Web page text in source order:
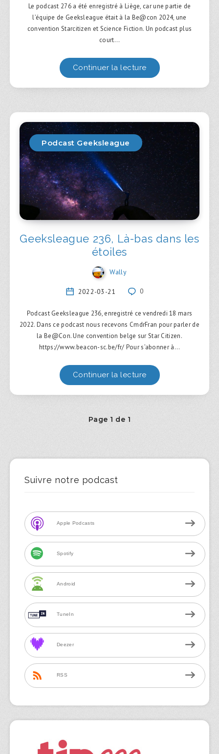
Le podcast 276 a été enregistré à Liège, car une partie de
l’équipe de Geeksleague était à la Be@con 2024, une
convention Starcitizen et Science Fiction. Un podcast plus
court…
Continuer la lecture
Podcast Geeksleague
Geeksleague 236, Là-bas dans les
étoiles
Wally
2022-03-21 0
Podcast Geeksleague 236, enregistré ce vendredi 18 mars
2022. Dans ce podcast nous recevons CmdrFran pour parler de
la Be@Con. Une convention belge sur Star Citizen.
https://www.beacon-sc.be/fr/ Pour s’abonner à…
Continuer la lecture
Page 1 de 1
Suivre notre podcast
Apple Podcasts
Spotify
Android
TuneIn
Deezer
RSS